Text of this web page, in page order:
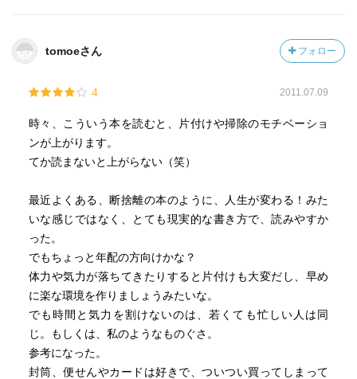
tomoeさん フォロー
4 2011.07.09
時々、こういう本を読むと、片付けや掃除のモチベーショ
ンが上がります。
てか読まないと上がらない（笑）
最近よくある、断捨離の本のように、人生が変わる！みた
いな感じではなく、とても現実的な書き方で、読みやすか
った。
でもちょっと年配の方向けかな？
体力や気力が落ちてきたりすると片付けも大変だし、早め
に楽な環境を作りましょうみたいな。
でも時間と気力を割けないのは、若くても忙しい人は同
じ。もしくは、私のようなものぐさ。
参考になった。
封筒、便せんやカードは好きで、ついつい買ってしまって